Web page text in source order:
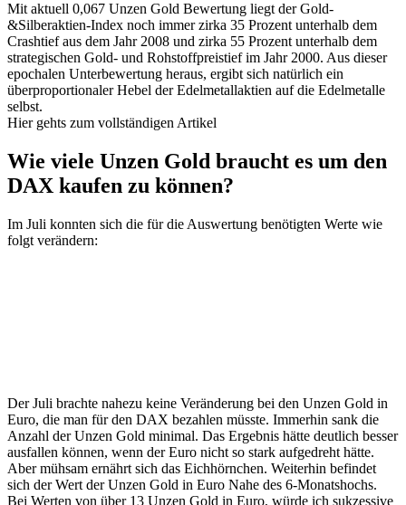
Mit aktuell 0,067 Unzen Gold Bewertung liegt der Gold-
&Silberaktien-Index noch immer zirka 35 Prozent unterhalb dem
Crashtief aus dem Jahr 2008 und zirka 55 Prozent unterhalb dem
strategischen Gold- und Rohstoffpreistief im Jahr 2000. Aus dieser
epochalen Unterbewertung heraus, ergibt sich natürlich ein
überproportionaler Hebel der Edelmetallaktien auf die Edelmetalle
selbst.
Hier gehts zum vollständigen Artikel
Wie viele Unzen Gold braucht es um den
DAX kaufen zu können?
Im Juli konnten sich die für die Auswertung benötigten Werte wie
folgt verändern:
Der Juli brachte nahezu keine Veränderung bei den Unzen Gold in
Euro, die man für den DAX bezahlen müsste. Immerhin sank die
Anzahl der Unzen Gold minimal. Das Ergebnis hätte deutlich besser
ausfallen können, wenn der Euro nicht so stark aufgedreht hätte.
Aber mühsam ernährt sich das Eichhörnchen. Weiterhin befindet
sich der Wert der Unzen Gold in Euro Nahe des 6-Monatshochs.
Bei Werten von über 13 Unzen Gold in Euro, würde ich sukzessive